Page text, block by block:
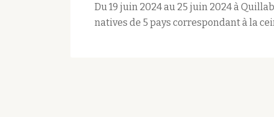
Du 19 juin 2024 au 25 juin 2024 à
natives de 5 pays correspondant à la